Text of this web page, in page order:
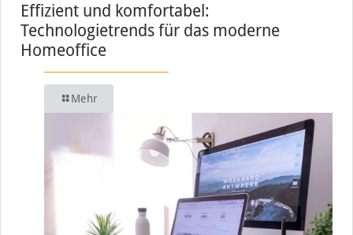
Effizient und komfortabel:
Technologietrends für das moderne
Homeoffice
Mehr